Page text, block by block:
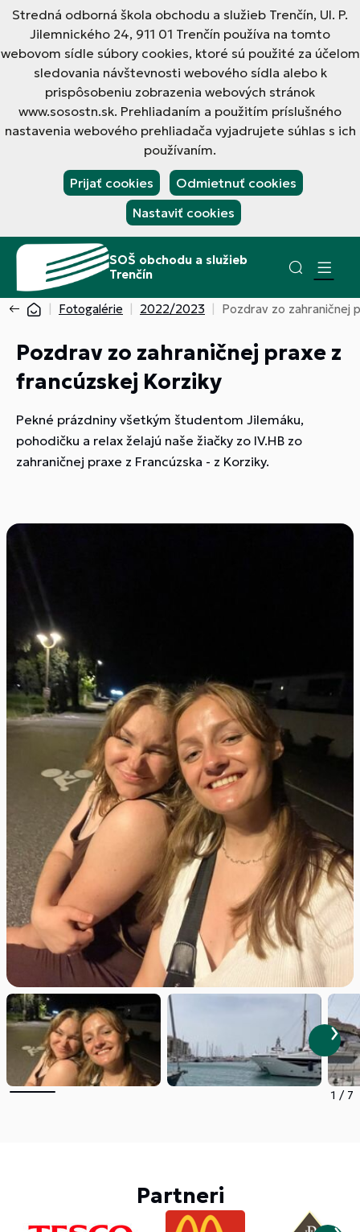
Stredná odborná škola obchodu a služieb Trenčín, Ul. P.
Jilemnického 24, 911 01 Trenčín používa na tomto
webovom sídle súbory cookies, ktoré sú použité za účelom
sledovania návštevnosti webového sídla alebo k
prispôsobeniu zobrazenia webových stránok
www.sosostn.sk. Prehliadaním a použitím príslušného
nastavenia webového prehliadača vyjadrujete súhlas s ich
používaním.
Prijať cookies
Odmietnuť cookies
Nastaviť cookies
SOŠ obchodu a služieb
Trenčín
Fotogalérie 2022/2023 Pozdrav zo zahraničnej
Pozdrav zo zahraničnej praxe z
francúzskej Korziky
Pekné prázdniny všetkým študentom Jilemáku,
pohodičku a relax želajú naše žiačky zo IV.HB zo
zahraničnej praxe z Francúzska - z Korziky.
1 / 7
Partneri